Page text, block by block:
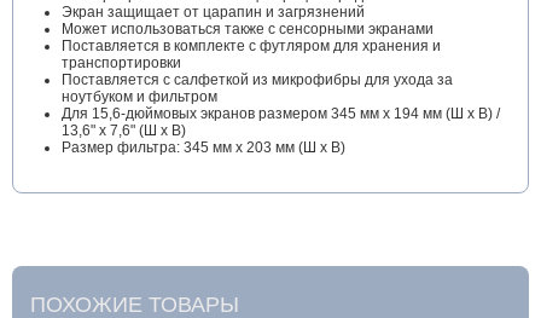
Экран защищает от царапин и загрязнений
Может использоваться также с сенсорными экранами
Поставляется в комплекте с футляром для хранения и
транспортировки
Поставляется с салфеткой из микрофибры для ухода за
ноутбуком и фильтром
Для 15,6-дюймовых экранов размером 345 мм х 194 мм (Ш х В) /
13,6" х 7,6" (Ш х В)
Размер фильтра: 345 мм х 203 мм (Ш х В)
ПОХОЖИЕ ТОВАРЫ